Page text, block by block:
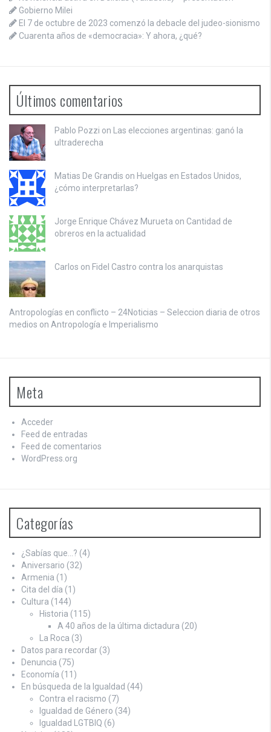
Gobierno Milei
El 7 de octubre de 2023 comenzó la debacle del judeo-sionismo
Cuarenta años de «democracia»: Y ahora, ¿qué?
Últimos comentarios
Pablo Pozzi on
Las elecciones argentinas: ganó la
ultraderecha
Matias De Grandis on Huelgas en Estados Unidos,
¿cómo interpretarlas?
Jorge Enrique Chávez Murueta on Cantidad de
obreros en la actualidad
Carlos on Fidel Castro contra los anarquistas
Antropologías en conflicto – 24Noticias – Seleccion diaria de otros
medios on Antropología e Imperialismo
Meta
Acceder
Feed de entradas
Feed de comentarios
WordPress.org
Categorías
¿Sabías que…? (4)
Aniversario (32)
Armenia (1)
Cita del día (1)
Cultura (144)
Historia (115)
A 40 años de la última dictadura (20)
La Roca (3)
Datos para recordar (3)
Denuncia (75)
Economía (11)
En búsqueda de la Igualdad (44)
Contra el racismo (7)
Igualdad de Género (34)
Igualdad LGTBIQ (6)